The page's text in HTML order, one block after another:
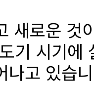
새로운 것
기 시기에
나고 있습